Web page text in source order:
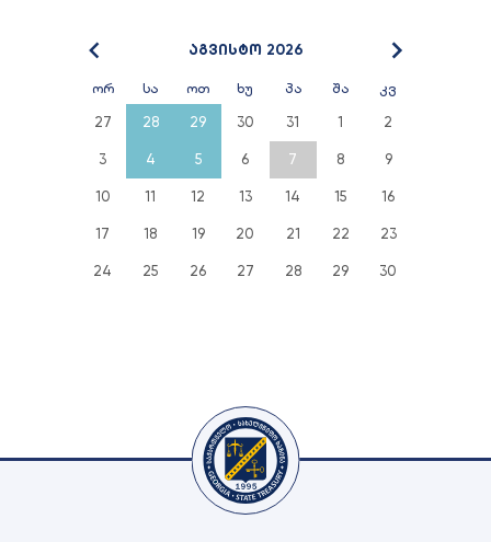
აგვისტო 2026
ორ სა ოთ ხუ პა შა კვ
27 28 29 30 31 1 2
3 4 5 6 7 8 9
10 11 12 13 14 15 16
17 18 19 20 21 22 23
24 25 26 27 28 29 30